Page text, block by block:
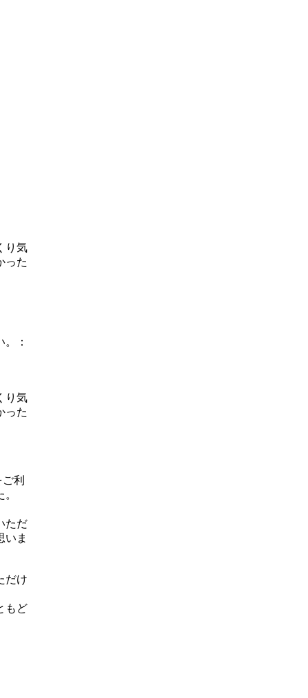
り気
った
：
り気
った
利
ただ
いま
だけ
もど